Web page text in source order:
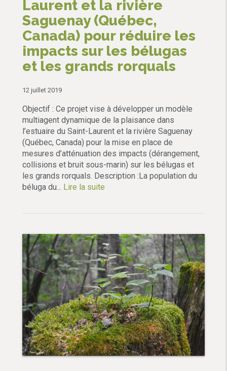
Laurent et la rivière
Saguenay (Québec,
Canada) pour réduire les
impacts sur les bélugas
et les grands rorquals
12 juillet 2019
Objectif : Ce projet vise à développer un modèle
multiagent dynamique de la plaisance dans
l’estuaire du Saint-Laurent et la rivière Saguenay
(Québec, Canada) pour la mise en place de
mesures d’atténuation des impacts (dérangement,
collisions et bruit sous-marin) sur les bélugas et
les grands rorquals. Description :La population du
béluga du... Lire la suite